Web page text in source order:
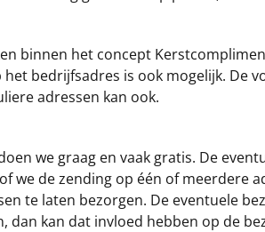
binnen het concept
bedrijfsadres is ook mogelijk. De
adressen kan ook.
we graag en vaak gratis. De
we de zending op één of
te laten bezorgen. De eventuele
dan kan dat invloed hebben op de